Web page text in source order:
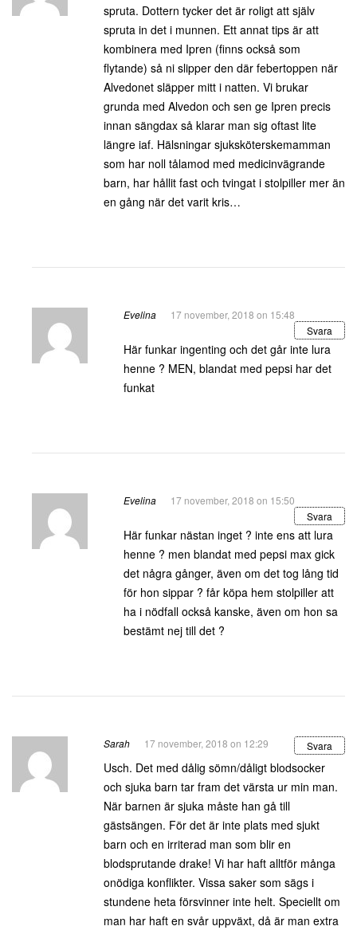
spruta. Dottern tycker det är roligt att själv
spruta in det i munnen. Ett annat tips är att
kombinera med Ipren (finns också som
flytande) så ni slipper den där febertoppen när
Alvedonet släpper mitt i natten. Vi brukar
grunda med Alvedon och sen ge Ipren precis
innan sängdax så klarar man sig oftast lite
längre iaf. Hälsningar sjuksköterskemamman
som har noll tålamod med medicinvägrande
barn, har hållit fast och tvingat i stolpiller mer än
en gång när det varit kris…
Evelina
17 november, 2018 on 15:48
Svara
Här funkar ingenting och det går inte lura
henne ? MEN, blandat med pepsi har det
funkat
Evelina
17 november, 2018 on 15:50
Svara
Här funkar nästan inget ? inte ens att lura
henne ? men blandat med pepsi max gick
det några gånger, även om det tog lång tid
för hon sippar ? får köpa hem stolpiller att
ha i nödfall också kanske, även om hon sa
bestämt nej till det ?
Sarah 17 november, 2018 on 12:29 Svara
Usch. Det med dålig sömn/dåligt blodsocker
och sjuka barn tar fram det värsta ur min man.
När barnen är sjuka måste han gå till
gästsängen. För det är inte plats med sjukt
barn och en irriterad man som blir en
blodsprutande drake! Vi har haft alltför många
onödiga konflikter. Vissa saker som sägs i
stundene heta försvinner inte helt. Speciellt om
man har haft en svår uppväxt, då är man extra